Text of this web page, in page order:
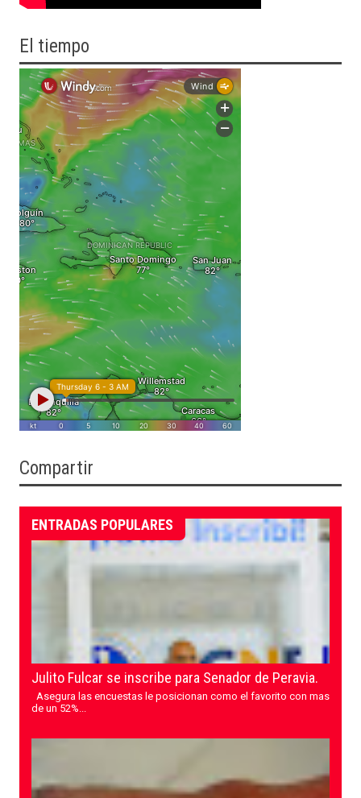
El tiempo
Compartir
ENTRADAS POPULARES
Julito Fulcar se inscribe para Senador de Peravia.
Asegura las encuestas le posicionan como el favorito con mas
de un 52%...